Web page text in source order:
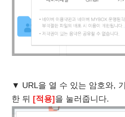
▼ URL을 열 수 있는 암호와,
한 뒤
[적용] 을 눌러줍니다.